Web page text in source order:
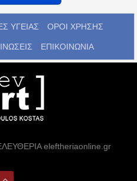
ΥΓΕΙΑΣ ΟΡΟΙ ΧΡΗΣΗΣ
ΕΠΙΚΟΙΝΩΝΙΑ
eleftheriaonline.gr